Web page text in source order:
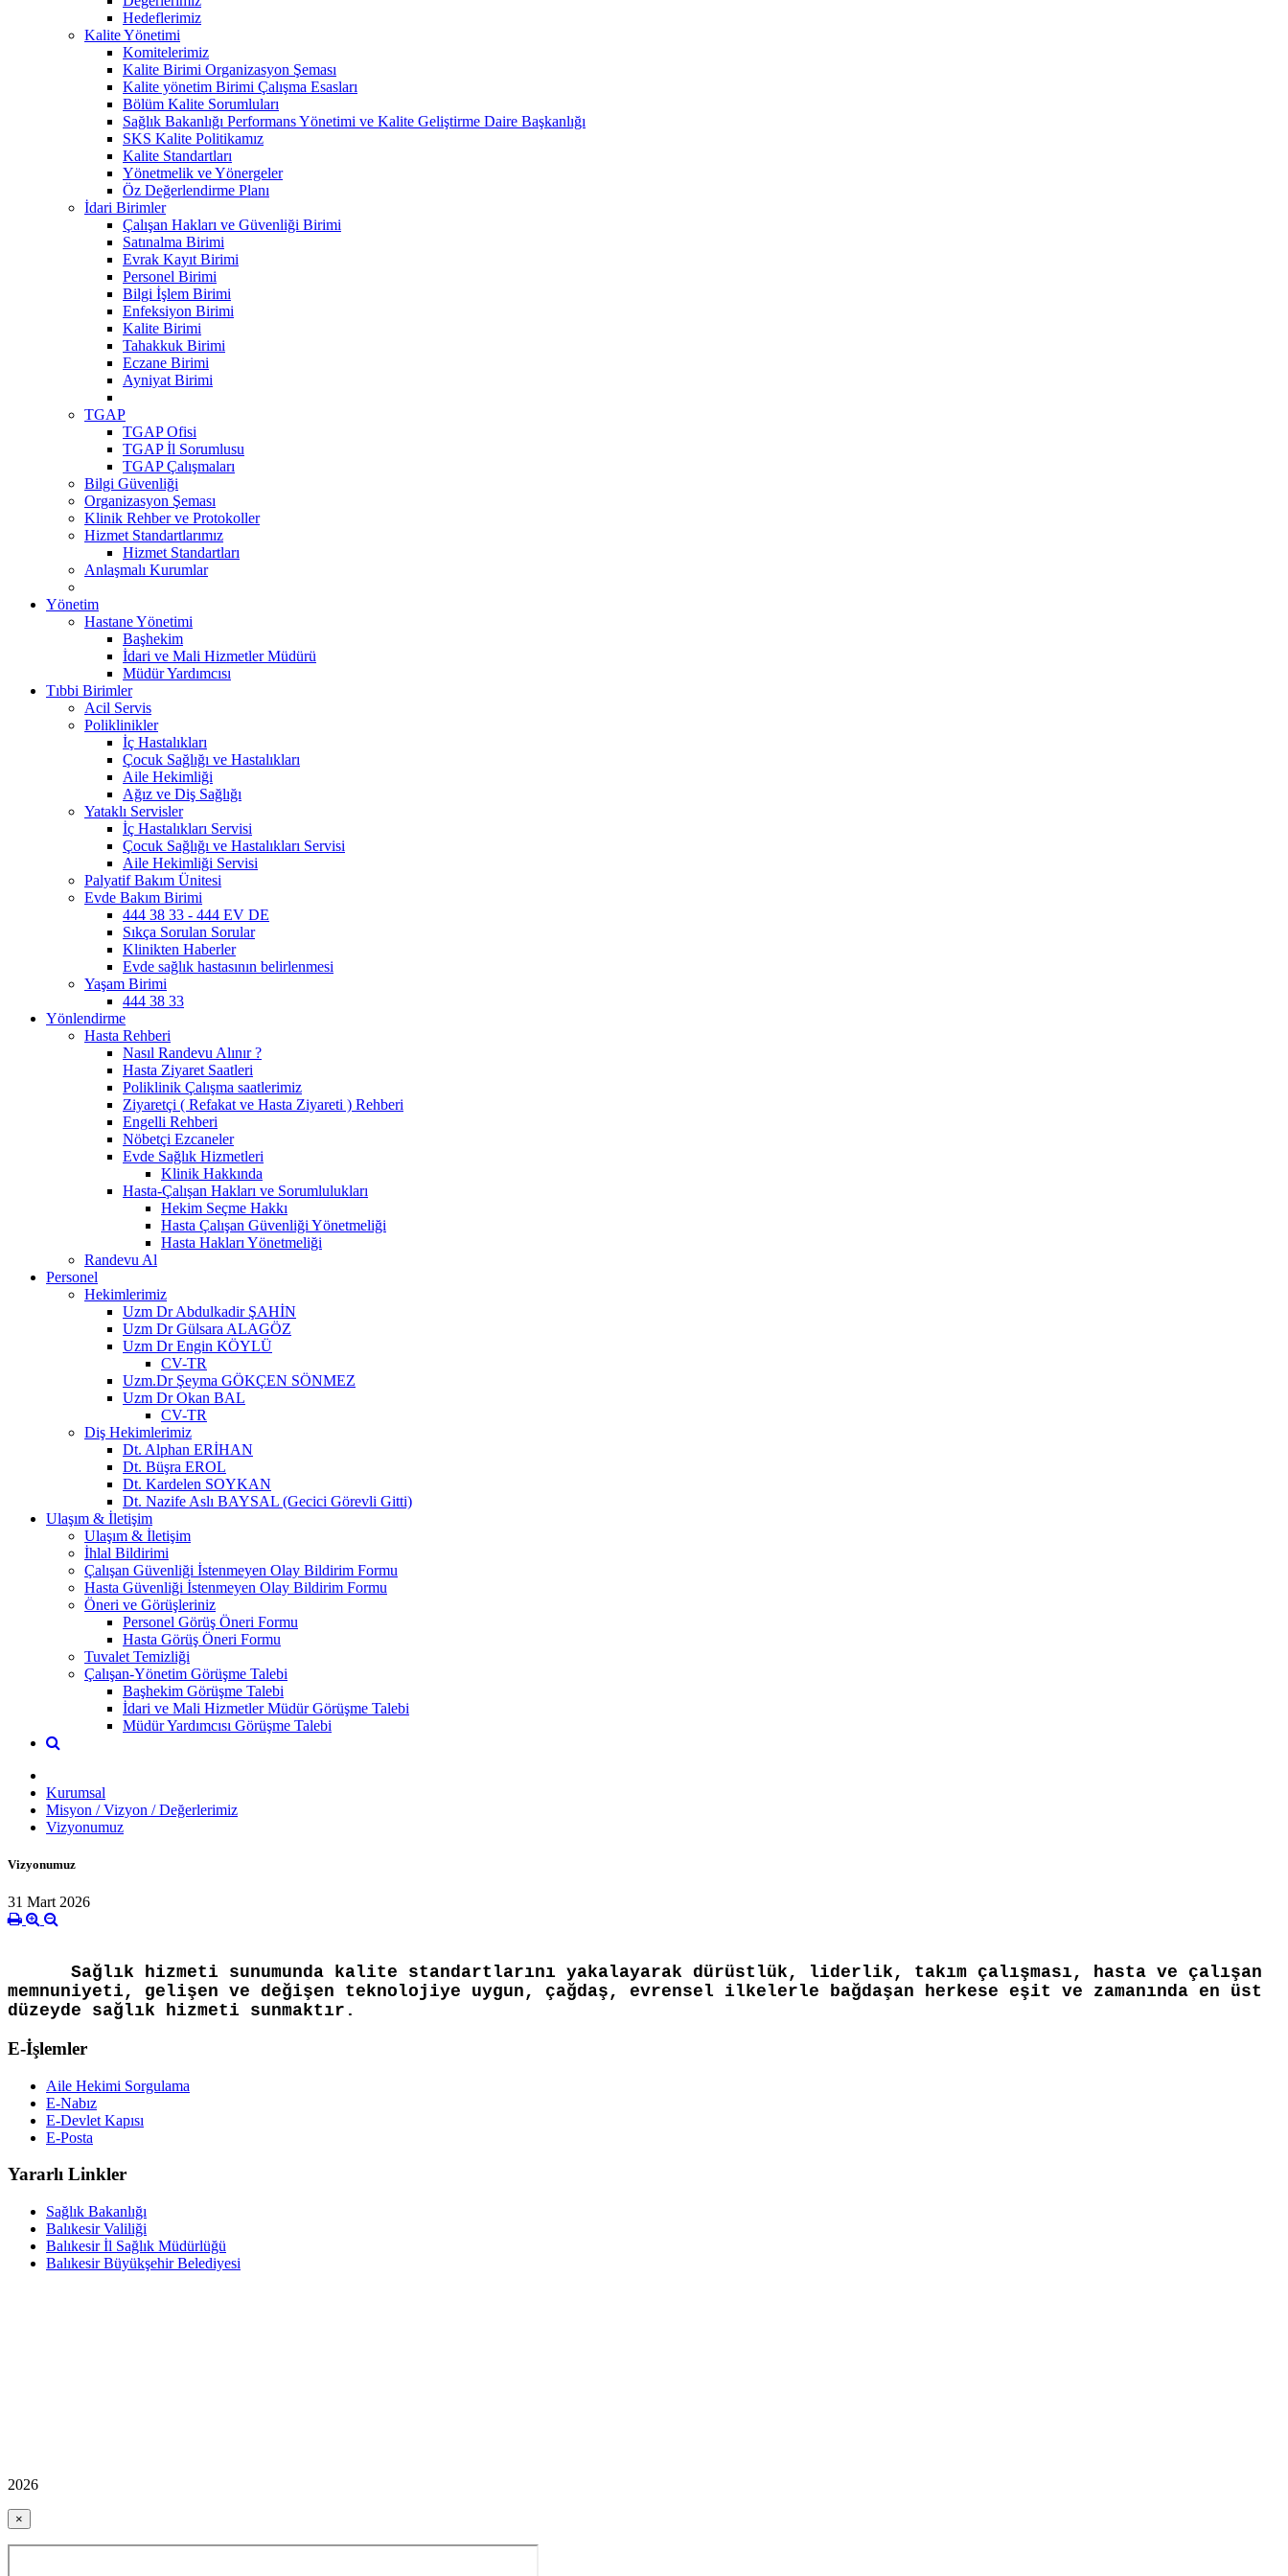
Hedeflerimiz
Kalite Yönetimi
Komitelerimiz
Kalite Birimi Organizasyon Şeması
Kalite yönetim Birimi Çalışma Esasları
Bölüm Kalite Sorumluları
Sağlık Bakanlığı Performans Yönetimi ve Kalite Geliştirme Daire Başkanlığı
SKS Kalite Politikamız
Kalite Standartları
Yönetmelik ve Yönergeler
Öz Değerlendirme Planı
İdari Birimler
Çalışan Hakları ve Güvenliği Birimi
Satınalma Birimi
Evrak Kayıt Birimi
Personel Birimi
Bilgi İşlem Birimi
Enfeksiyon Birimi
Kalite Birimi
Tahakkuk Birimi
Eczane Birimi
Ayniyat Birimi
TGAP
TGAP Ofisi
TGAP İl Sorumlusu
TGAP Çalışmaları
Bilgi Güvenliği
Organizasyon Şeması
Klinik Rehber ve Protokoller
Hizmet Standartlarımız
Hizmet Standartları
Anlaşmalı Kurumlar
Yönetim
Hastane Yönetimi
Başhekim
İdari ve Mali Hizmetler Müdürü
Müdür Yardımcısı
Tıbbi Birimler
Acil Servis
Poliklinikler
İç Hastalıkları
Çocuk Sağlığı ve Hastalıkları
Aile Hekimliği
Ağız ve Diş Sağlığı
Yataklı Servisler
İç Hastalıkları Servisi
Çocuk Sağlığı ve Hastalıkları Servisi
Aile Hekimliği Servisi
Palyatif Bakım Ünitesi
Evde Bakım Birimi
444 38 33 - 444 EV DE
Sıkça Sorulan Sorular
Klinikten Haberler
Evde sağlık hastasının belirlenmesi
Yaşam Birimi
444 38 33
Yönlendirme
Hasta Rehberi
Nasıl Randevu Alınır ?
Hasta Ziyaret Saatleri
Poliklinik Çalışma saatlerimiz
Ziyaretçi ( Refakat ve Hasta Ziyareti ) Rehberi
Engelli Rehberi
Nöbetçi Ezcaneler
Evde Sağlık Hizmetleri
Klinik Hakkında
Hasta-Çalışan Hakları ve Sorumlulukları
Hekim Seçme Hakkı
Hasta Çalışan Güvenliği Yönetmeliği
Hasta Hakları Yönetmeliği
Randevu Al
Personel
Hekimlerimiz
Uzm Dr Abdulkadir ŞAHİN
Uzm Dr Gülsara ALAGÖZ
Uzm Dr Engin KÖYLÜ
CV-TR
Uzm.Dr Şeyma GÖKÇEN SÖNMEZ
Uzm Dr Okan BAL
CV-TR
Diş Hekimlerimiz
Dt. Alphan ERİHAN
Dt. Büşra EROL
Dt. Kardelen SOYKAN
Dt. Nazife Aslı BAYSAL (Gecici Görevli Gitti)
Ulaşım & İletişim
Ulaşım & İletişim
İhlal Bildirimi
Çalışan Güvenliği İstenmeyen Olay Bildirim Formu
Hasta Güvenliği İstenmeyen Olay Bildirim Formu
Öneri ve Görüşleriniz
Personel Görüş Öneri Formu
Hasta Görüş Öneri Formu
Tuvalet Temizliği
Çalışan-Yönetim Görüşme Talebi
Başhekim Görüşme Talebi
İdari ve Mali Hizmetler Müdür Görüşme Talebi
Müdür Yardımcısı Görüşme Talebi
Kurumsal
Misyon / Vizyon / Değerlerimiz
Vizyonumuz
Vizyonumuz
31 Mart 2026
Sağlık hizmeti sunumunda kalite standartlarını yakalayarak dürüstlük, liderlik, takım çalışması, hasta ve çalışan
memnuniyeti, gelişen ve değişen teknolojiye uygun, çağdaş, evrensel ilkelerle bağdaşan herkese eşit ve zamanında en üst
düzeyde sağlık hizmeti sunmaktır.
E-İşlemler
Aile Hekimi Sorgulama
E-Nabız
E-Devlet Kapısı
E-Posta
Yararlı Linkler
Sağlık Bakanlığı
Balıkesir Valiliği
Balıkesir İl Sağlık Müdürlüğü
Balıkesir Büyükşehir Belediyesi
2026
×